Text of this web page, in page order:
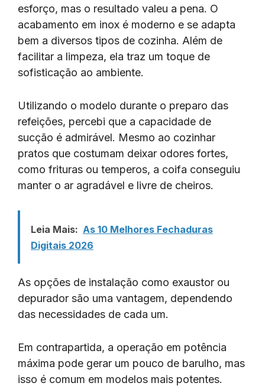
esforço, mas o resultado valeu a pena. O
acabamento em inox é moderno e se adapta
bem a diversos tipos de cozinha. Além de
facilitar a limpeza, ela traz um toque de
sofisticação ao ambiente.
Utilizando o modelo durante o preparo das
refeições, percebi que a capacidade de
sucção é admirável. Mesmo ao cozinhar
pratos que costumam deixar odores fortes,
como frituras ou temperos, a coifa conseguiu
manter o ar agradável e livre de cheiros.
Leia Mais: As 10 Melhores Fechaduras
Digitais 2026
As opções de instalação como exaustor ou
depurador são uma vantagem, dependendo
das necessidades de cada um.
Em contrapartida, a operação em potência
máxima pode gerar um pouco de barulho, mas
isso é comum em modelos mais potentes.